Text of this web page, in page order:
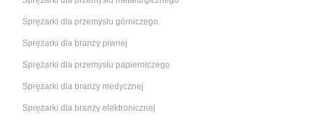
Sprężarki dla przemysłu górniczego
Sprężarki dla branży piwnej
Sprężarki dla przemysłu papierniczego
Sprężarki dla branży medycznej
Sprężarki dla branży elektronicznej